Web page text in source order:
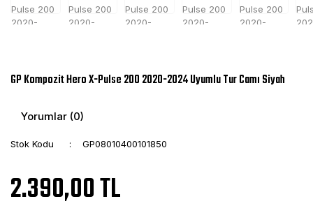
GP Kompozit Hero X-Pulse 200 2020-2024 Uyumlu Tur Camı Siyah
Yorumlar (0)
Stok Kodu GP08010400101850
2.390,00 TL